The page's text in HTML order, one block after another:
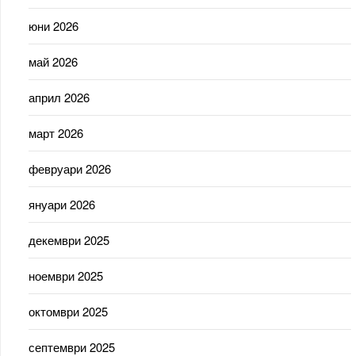
юни 2026
май 2026
април 2026
март 2026
февруари 2026
януари 2026
декември 2025
ноември 2025
октомври 2025
септември 2025